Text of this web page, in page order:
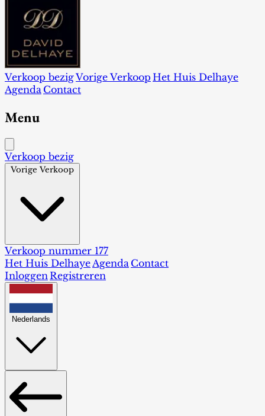
Verkoop bezigVorige Verkoop Het Huis Delhaye
Agenda Contact
Menu
Verkoop bezig
Vorige Verkoop
Verkoop nummer 177
Het Huis DelhayeAgenda Contact
InloggenRegistreren
Nederlands